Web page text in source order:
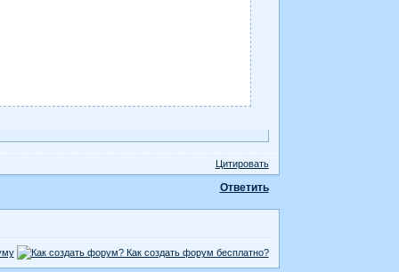
Цитировать
Ответить